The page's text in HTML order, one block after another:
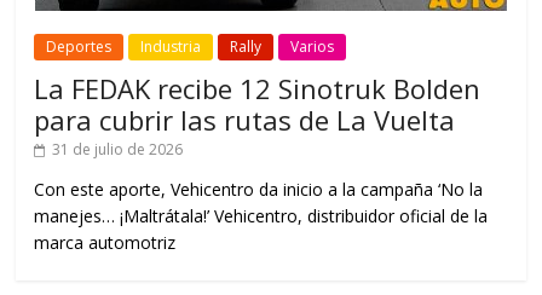
Deportes Industria Rally Varios
La FEDAK recibe 12 Sinotruk Bolden
para cubrir las rutas de La Vuelta
31 de julio de 2026
Con este aporte, Vehicentro da inicio a la campaña ‘No la
manejes… ¡Maltrátala!’ Vehicentro, distribuidor oficial de la
marca automotriz